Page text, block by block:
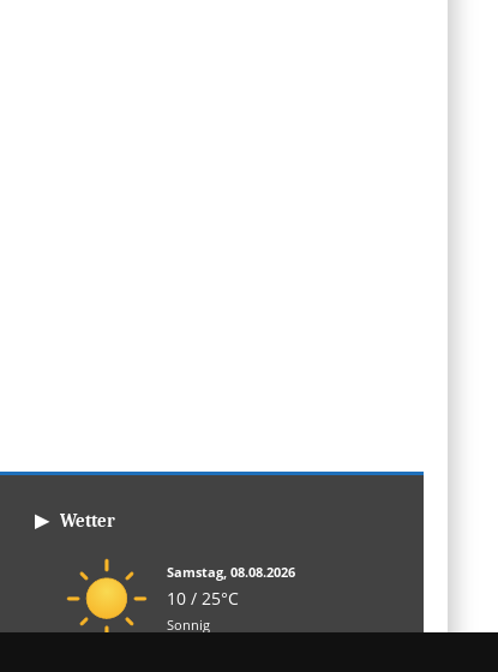
▶ Wetter
Samstag, 08.08.2026
10 / 25°C
Sonnig